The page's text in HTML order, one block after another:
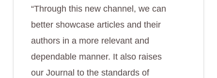
“Through this new channel, we can
better showcase articles and their
authors in a more relevant and
dependable manner. It also raises
our Journal to the standards of